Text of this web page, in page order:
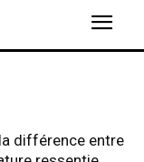
différence entre